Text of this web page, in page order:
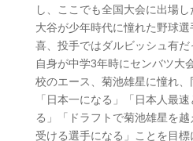
し、ここでも全国大会に出場し
大谷が少年時代に憧れた野球
喜、投手ではダルビッシュ有だ
自身が中学3年時にセンバツ大
校のエース、菊池雄星に憧れ、
「日本一になる」「日本人最
る」「ドラフトで菊池雄星を
受ける選手になる」ことを目標